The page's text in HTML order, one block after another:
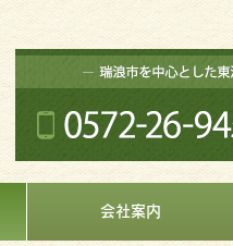
会社案内